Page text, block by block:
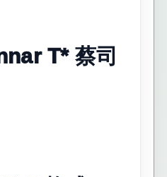
T* 蔡司